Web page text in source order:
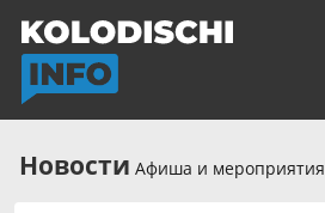
Новости Афиша и мероприятия